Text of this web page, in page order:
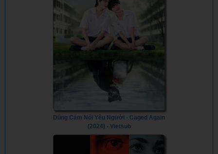
Dũng Cảm Nói Yêu Người - Caged Again
(2024) - Vietsub